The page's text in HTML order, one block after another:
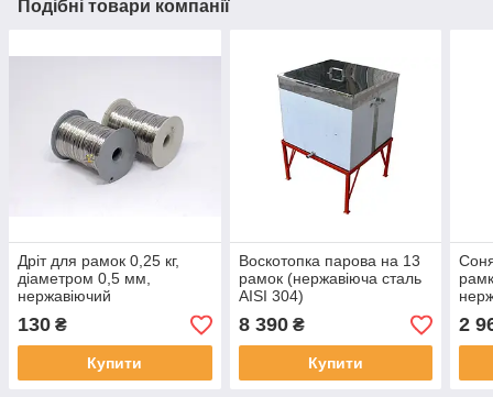
Подібні товари компанії
Дріт для рамок 0,25 кг,
діаметром 0,5 мм,
нержавіючий
130 ₴
Купити
Воскотопка парова на 13
рамок (нержавіюча сталь
AISI 304)
8 390₴
Купити
2